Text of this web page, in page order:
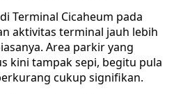
Terminal Cicaheum pada
aktivitas terminal jauh lebih
Area parkir yang
kini tampak sepi, begitu pula
cukup signifikan.